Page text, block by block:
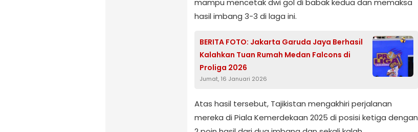
mampu mencetak dwi gol di babak kedua dan memaksa
hasil imbang 3-3 di laga ini.
BERITA FOTO: Jakarta Garuda Jaya Berhasil
Kalahkan Tuan Rumah Medan Falcons di
Proliga 2026
Jumat, 16 Januari 2026
Atas hasil tersebut, Tajikistan mengakhiri perjalanan
mereka di Piala Kemerdekaan 2025 di posisi ketiga dengan